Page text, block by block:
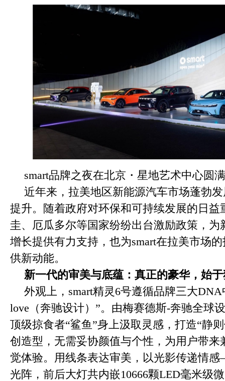
smart品牌之夜在北京・星地艺术中心圆
近年来，拉美地区新能源汽车市场蓬勃
提升。随着政府对环保和可持续发展的日益
圭、厄瓜多尔等国家纷纷出台激励政策，为
增长提供有力支持，也为smart在拉美市场
供新动能。
新一代的审美与底蕴：真正的豪华，始
外观上，smart精灵6号遵循品牌三大DNA
love（奔驰设计）”。由梅赛德斯-奔驰全球
顶级掠食者“鲨鱼”身上汲取灵感，打造“静
创造型，无需妥协颜值与个性，为用户带来
觉体验。用线条表达审美，以光影传递情
光阵，前后大灯共内嵌10666颗LED毫米级